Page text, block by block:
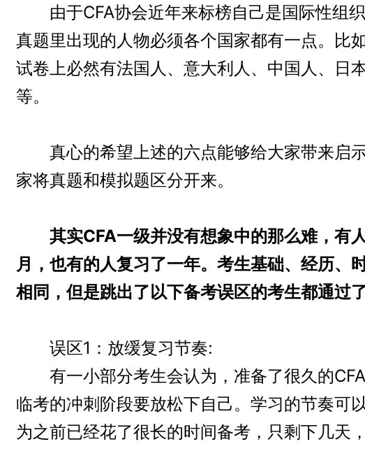
由于CFA协会近年来标榜自己是国际性组
真题里出现的人物必须各个国家都有一点。比
试卷上必然有法国人、意大利人、中国人、日
等。
真心的希望上述的六点能够给大家带来启
家将真题和模拟题区分开来。
其实CFA一级并没有想象中的那么难，有
月，也有的人复习了一年。考生基础、经历、
相同，但是跳出了以下备考误区的考生都通过
误区1：放缓复习节奏:
有一小部分考生会认为，准备了很久的
临考的冲刺阶段要放松下自己。学习的节奏可
为之前已经花了很长的时间备考，只剩下几天